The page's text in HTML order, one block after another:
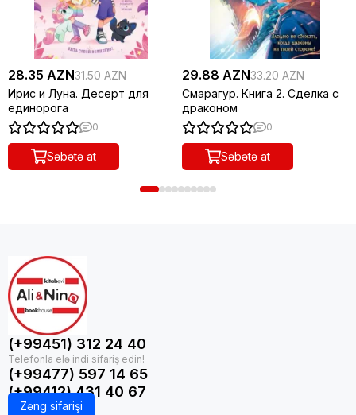
28.35 AZN31.50 AZN
Ирис и Луна. Десерт для
единорога
0
Səbətə at
29.88 AZN33.20 AZN
Смарагур. Книга 2. Сделка с
драконом
0
Səbətə at
(+99451) 312 24 40
(+99477) 597 14 65
(+99412) 431 40 67
Zəng sifarişi